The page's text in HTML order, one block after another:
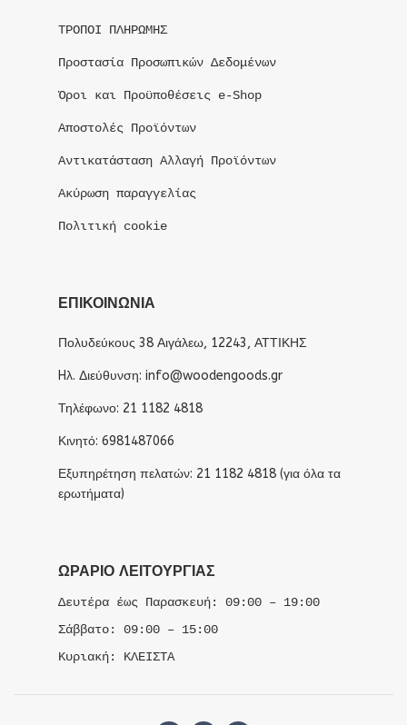
ΤΡΟΠΟΙ ΠΛΗΡΩΜΗΣ
Προστασία Προσωπικών Δεδομένων
Όροι και Προϋποθέσεις e-Shop
Αποστολές Προϊόντων
Αντικατάσταση Αλλαγή Προϊόντων
Ακύρωση παραγγελίας
Πολιτική cookie
ΕΠΙΚΟΙΝΩΝΙΑ
Πολυδεύκους 38 Αιγάλεω, 12243, ΑΤΤΙΚΗΣ
Hλ. Διεύθυνση: info@woodengoods.gr
Τηλέφωνο: 21 1182 4818
Κινητό: 6981487066
Εξυπηρέτηση πελατών: 21 1182 4818 (για όλα τα
ερωτήματα)
ΩΡΆΡΙΟ ΛΕΙΤΟΥΡΓΊΑΣ
Δευτέρα έως Παρασκευή: 09:00 – 19:00
Σάββατο: 09:00 – 15:00
Κυριακή: ΚΛΕΙΣΤΑ